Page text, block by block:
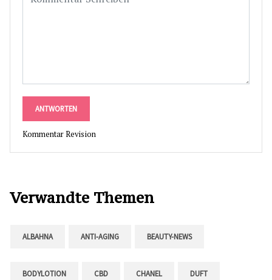
ANTWORTEN
Kommentar Revision
Verwandte Themen
ALBAHNA ANTI-AGING BEAUTY-NEWS
BODYLOTION CBD CHANEL DUFT